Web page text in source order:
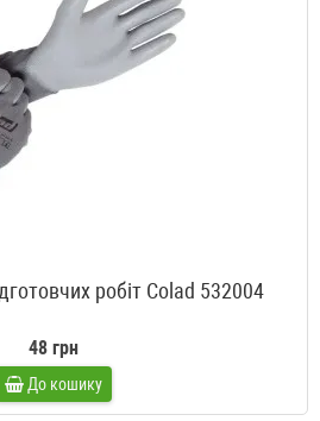
робіт Colad 532004
48 грн
До кошику